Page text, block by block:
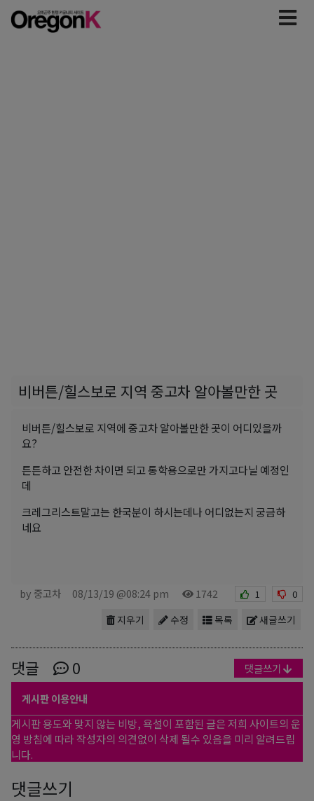
비버튼/힐스보로 지역 중고차 알아볼만한 곳
비버튼/힐스보로 지역에 중고차 알아볼만한 곳이 어디있을까
요?
튼튼하고 안전한 차이면 되고 통학용으로만 가지고다닐 예정인
데
크레그리스트말고는 한국분이 하시는데나 어디없는지 궁금하
네요
by 중고차 08/13/19 @08:24 pm 1742 1 0
새글쓰기
목록
수정
지우기
댓글 0 댓글쓰기
게시판 이용안내
게시판 용도와 맞지 않는 비방, 욕설이 포함된 글은 저희 사이트의 운
영 방침에 따라 작성자의 의견없이 삭제 될수 있음을 미리 알려드립
니다.
댓글쓰기